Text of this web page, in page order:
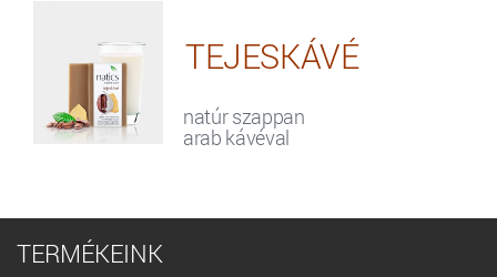
TEJESKÁVÉ
natúr szappan
arab kávéval
TERMÉKEINK